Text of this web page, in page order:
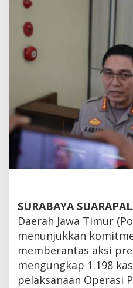
SURABAYA
Daerah Jawa Timur
menunjukkan
memberantas aksi
mengungkap 1.198
pelaksanaan Operasi